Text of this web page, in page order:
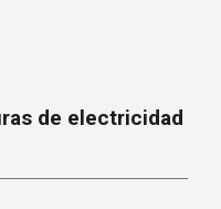
de electricidad